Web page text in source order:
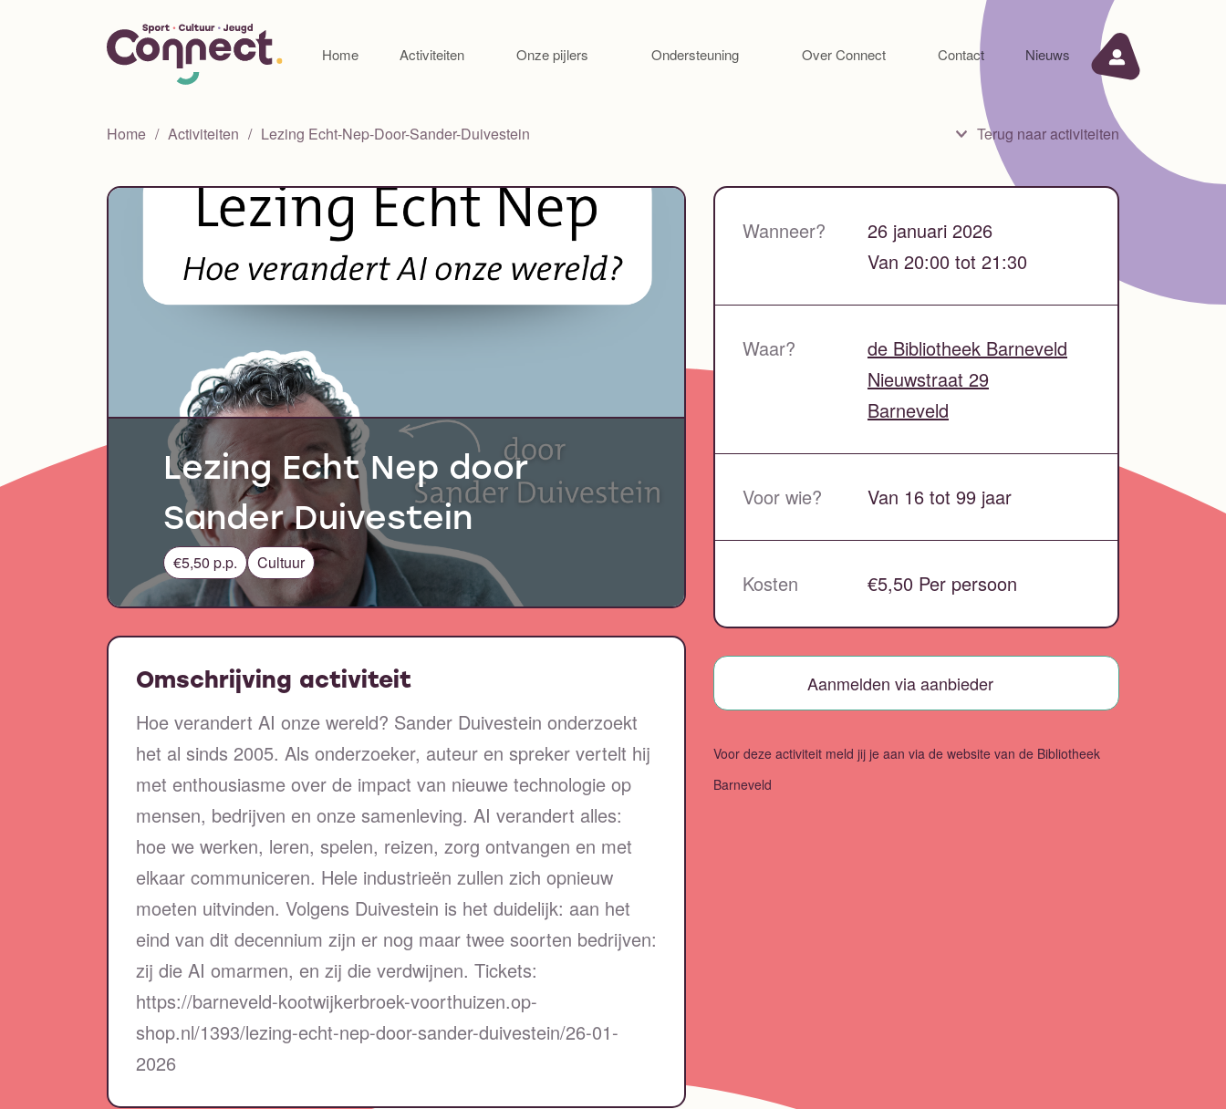
Home Activiteiten Onze pijlers Ondersteuning Over Connect Contact Nieuws
Home Activiteiten Lezing Echt-Nep-Door-Sander-Duivestein Terug naar activiteiten
Lezing Echt Nep door
Sander Duivestein
€5,50 p.p. Cultuur
Omschrijving activiteit
Hoe verandert AI onze wereld? Sander Duivestein onderzoekt
het al sinds 2005. Als onderzoeker, auteur en spreker vertelt hij
met enthousiasme over de impact van nieuwe technologie op
mensen, bedrijven en onze samenleving. AI verandert alles:
hoe we werken, leren, spelen, reizen, zorg ontvangen en met
elkaar communiceren. Hele industrieën zullen zich opnieuw
moeten uitvinden. Volgens Duivestein is het duidelijk: aan het
eind van dit decennium zijn er nog maar twee soorten bedrijven:
zij die AI omarmen, en zij die verdwijnen. Tickets:
https://barneveld-kootwijkerbroek-voorthuizen.op-
shop.nl/1393/lezing-echt-nep-door-sander-duivestein/26-01-
2026
Wanneer?
26 januari 2026
Van 20:00 tot 21:30
Waar?
de Bibliotheek Barneveld
Nieuwstraat 29
Barneveld
Voor wie? Van 16 tot 99 jaar
Kosten €5,50 Per persoon
Aanmelden via aanbieder
Voor deze activiteit meld jij je aan via de website van de Bibliotheek
Barneveld